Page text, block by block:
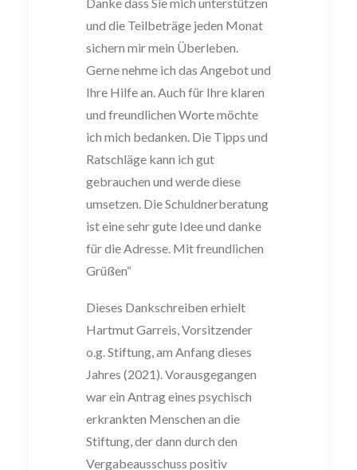
und die Teilbeträge jeden Monat
sichern mir mein Überleben.
Gerne nehme ich das Angebot und
Ihre Hilfe an. Auch für Ihre klaren
und freundlichen Worte möchte
ich mich bedanken. Die Tipps und
Ratschläge kann ich gut
gebrauchen und werde diese
umsetzen. Die Schuldnerberatung
ist eine sehr gute Idee und danke
für die Adresse. Mit freundlichen
Grüßen“
Dieses Dankschreiben erhielt
Hartmut Garreis, Vorsitzender
o.g. Stiftung, am Anfang dieses
Jahres (2021). Vorausgegangen
war ein Antrag eines psychisch
erkrankten Menschen an die
Stiftung, der dann durch den
Vergabeausschuss positiv